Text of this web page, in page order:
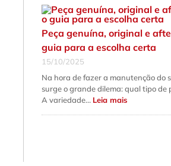
que
a
do
seu
carro
Peça genuína, original e
guia para a escolha certa
15/10/2025
Na hora de fazer a manutenção do
surge o grande dilema: qual tipo de
A variedade… Leia mais:
Peça
genuína,